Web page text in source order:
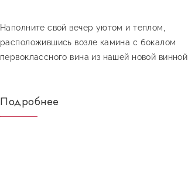
Наполните свой вечер уютом и теплом,
расположившись возле камина с бокалом
первоклассного вина из нашей новой винной
Подробнее